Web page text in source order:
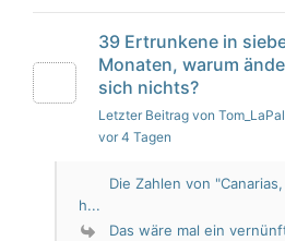
39 Ertrunkene in
Monaten, warum
sich nichts?
Letzter Beitrag von
vor 4 Tagen
Die Zahlen von
h...
Das wäre mal ein